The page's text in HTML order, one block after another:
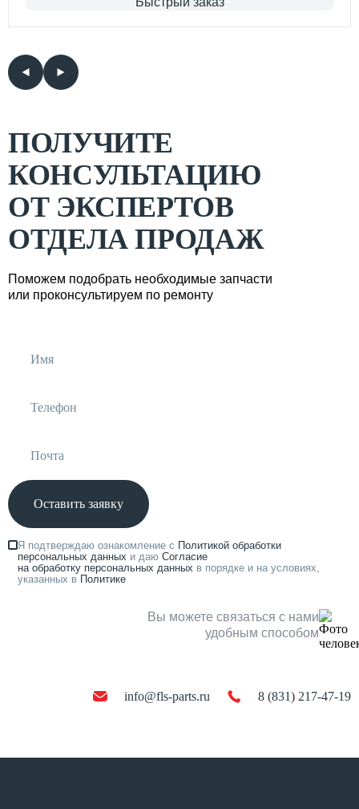
ПОЛУЧИТЕ
КОНСУЛЬТАЦИЮ
ОТ ЭКСПЕРТОВ
ОТДЕЛА ПРОДАЖ
Поможем подобрать необходимые запчасти
или проконсультируем по ремонту
Оставить заявку
Я подтверждаю ознакомление с Политикой обработки
персональных данных и даю Согласие
на обработку персональных данных в порядке и на условиях,
указанных в Политике
Вы можете связаться с нами
удобным способом
info@fls-parts.ru 8 (831) 217-47-19